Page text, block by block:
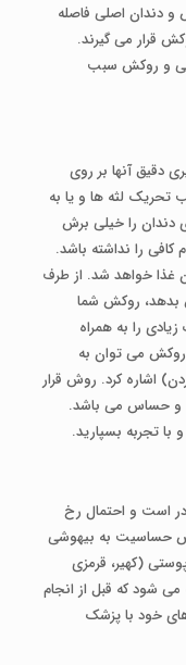
دندان اصلی فاصله
قرار می گیرند.
و روکش سبب
دقیق آنها بر روی
لثه ها و یا به
دندان را خیلی برش
را نداشته باشد.
خواهد شد. از طرف
بدهد، روکش شما
را به همراه
روکش می توان به
اشاره کرد. روش قرار
و حساس می باشد.
تجربه بسپارید.
است و احتمال رخ
حساسیت به بیهوشی
(کهیر، قرمزی
شود که قبل از انجام
خود با پزشک